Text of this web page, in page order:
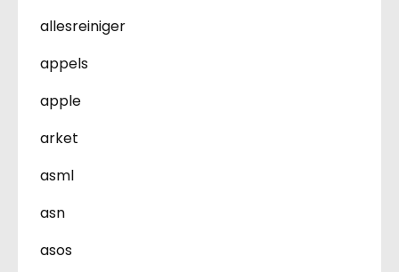
allesreiniger
appels
apple
arket
asml
asn
asos